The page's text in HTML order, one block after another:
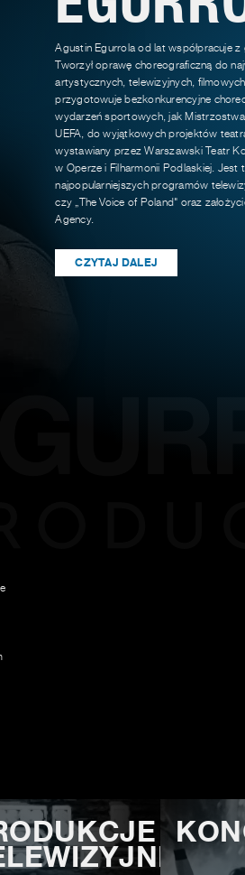
Agustin Egurrola od lat współpracuje
Tworzył oprawę choreograficzną do
artystycznych, telewizyjnych,
przygotowuje bezkonkurencyjne
wydarzeń sportowych, jak
UEFA, do wyjątkowych projektów
wystawiany przez Warszawski Teatr
w Operze i Filharmonii Podlaskiej.
najpopularniejszych programów
czy „The Voice of Poland" oraz
Agency.
CZYTAJ DALEJ